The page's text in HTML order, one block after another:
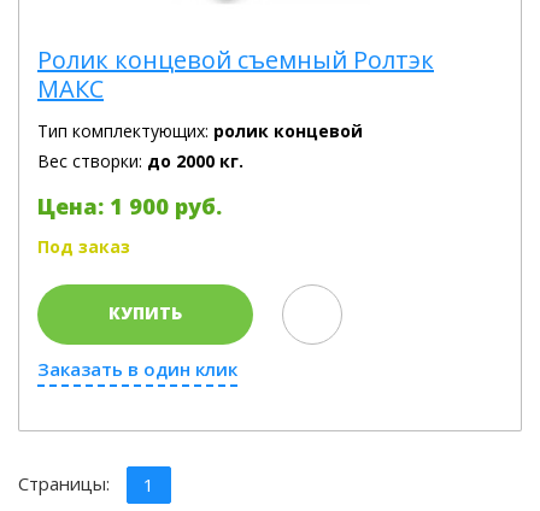
Ролик концевой съемный Ролтэк
МАКС
Тип комплектующих: ролик концевой
Вес створки: до 2000 кг.
Цена: 1 900 руб.
Под заказ
КУПИТЬ
Заказать в один клик
Страницы: 1